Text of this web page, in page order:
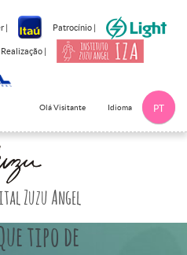
| Patrocínio |
Realização |
Olá Visitante Idioma PT
Zuzu Angel
tipo de